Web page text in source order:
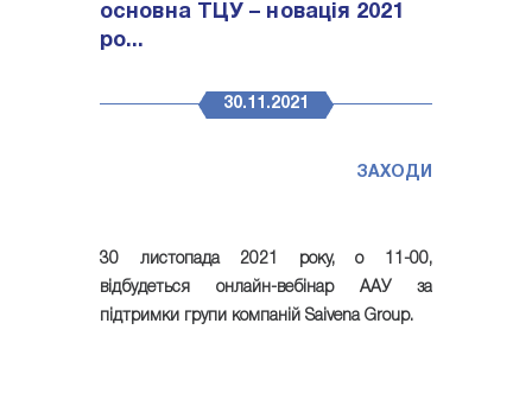
основна ТЦУ – новація 2021
ро...
30.11.2021
ЗАХОДИ
30 листопада 2021 року, о 11-00,
відбудеться онлайн-вебінар ААУ за
підтримки групи компаній Saivena Group.